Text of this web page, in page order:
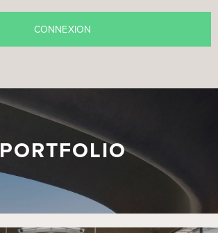
PORTFOLIO